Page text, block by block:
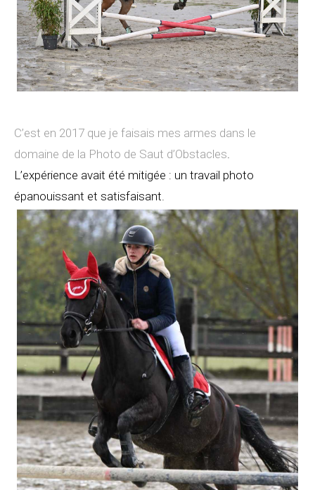
C’est en 2017 que je faisais mes armes dans le
domaine de la Photo de Saut d’Obstacles
L’expérience avait été mitigée : un travail photo
épanouissant et satisfaisant.